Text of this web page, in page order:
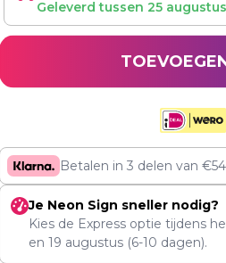
Geleverd tussen 25 augustus
Betalen in 3 delen van€
Je Neon Sign sneller nodig?
Kies de Express optie tijdens
en 19 augustus(6-10 dagen).